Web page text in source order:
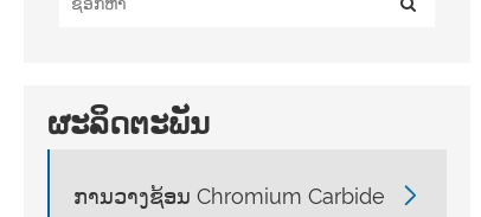
ຜະລິດຕະພັນ
ການວາງຊ້ອນ Chromium Carbide 